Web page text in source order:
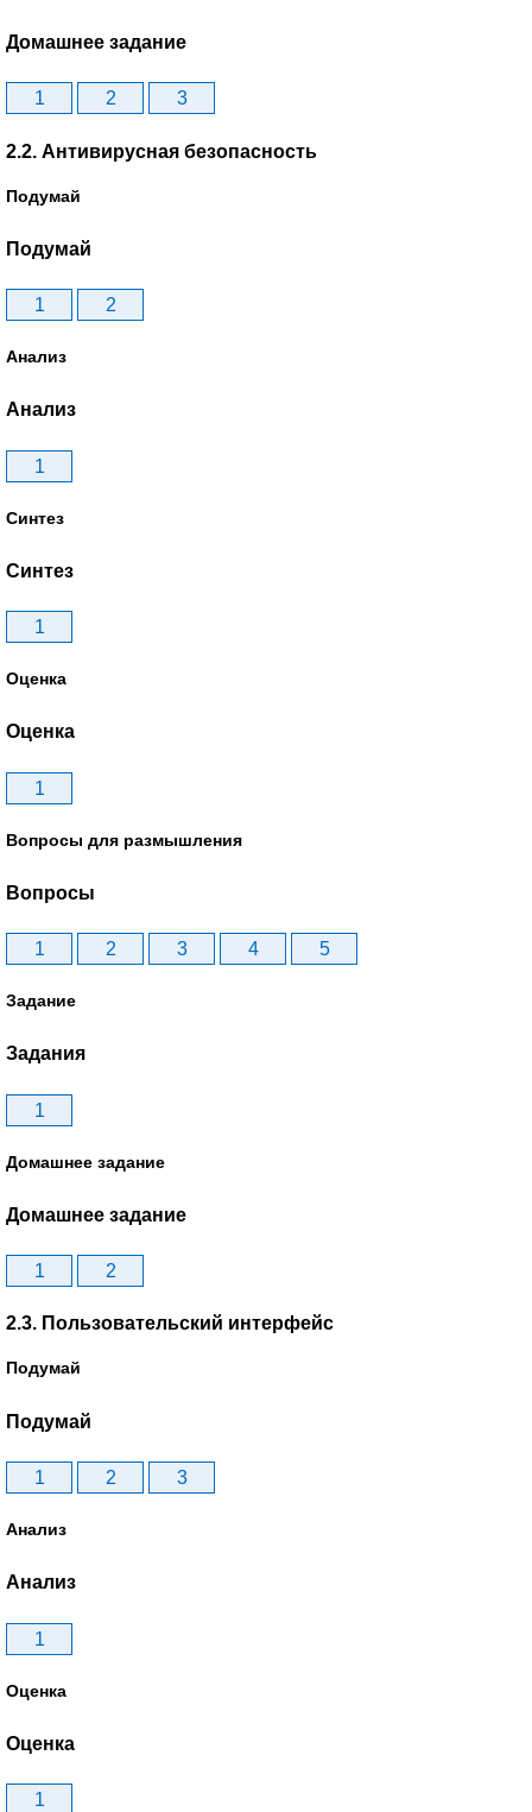
Домашнее задание
1 2 3
2.2. Антивирусная безопасность
Подумай
Подумай
1 2
Анализ
Анализ
1
Синтез
Синтез
1
Оценка
Оценка
1
Вопросы для размышления
Вопросы
1 2 3 4 5
Задание
Задания
1
Домашнее задание
Домашнее задание
1 2
2.3. Пользовательский интерфейс
Подумай
Подумай
1 2 3
Анализ
Анализ
1
Оценка
Оценка
1